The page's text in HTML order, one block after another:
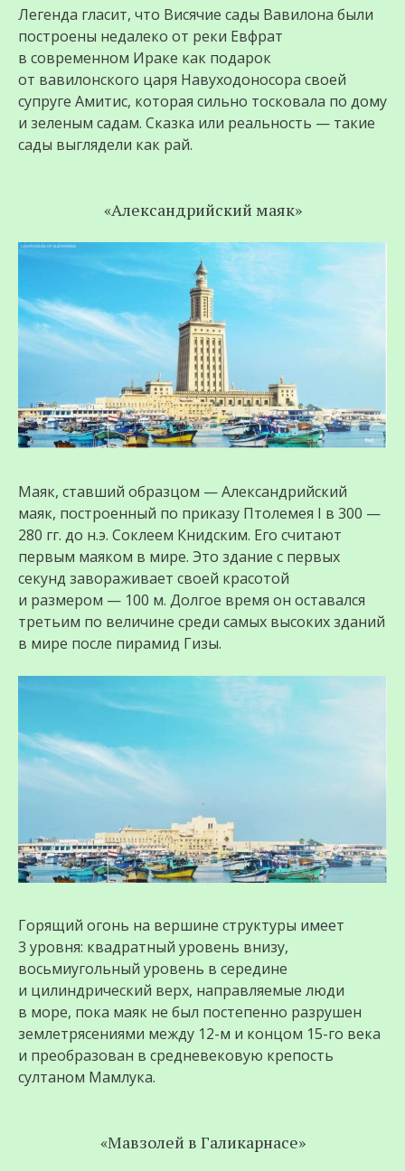
Легенда гласит, что Висячие сады Вавилона были
построены недалеко от реки Евфрат
в современном Ираке как подарок
от вавилонского царя Навуходоносора своей
супруге Амитис, которая сильно тосковала по дому
и зеленым садам. Сказка или реальность — такие
сады выглядели как рай.
«Александрийский маяк»
Маяк, ставший образцом — Александрийский
маяк, построенный по приказу Птолемея I в 300 —
280 гг. до н.э. Соклеем Книдским. Его считают
первым маяком в мире. Это здание с первых
секунд завораживает своей красотой
и размером — 100 м. Долгое время он оставался
третьим по величине среди самых высоких зданий
в мире после пирамид Гизы.
Горящий огонь на вершине структуры имеет
3 уровня: квадратный уровень внизу,
восьмиугольный уровень в середине
и цилиндрический верх, направляемые люди
в море, пока маяк не был постепенно разрушен
землетрясениями между 12-м и концом 15-го века
и преобразован в средневековую крепость
султаном Мамлука.
«Мавзолей в Галикарнасе»